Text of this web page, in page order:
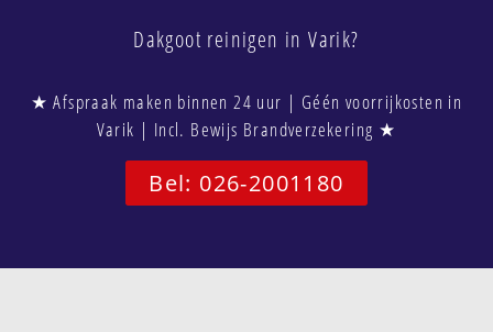
Dakgoot reinigen in Varik?
★ Afspraak maken binnen 24 uur | Géén voorrijkosten in
Varik | Incl. Bewijs Brandverzekering ★
Bel: 026-2001180